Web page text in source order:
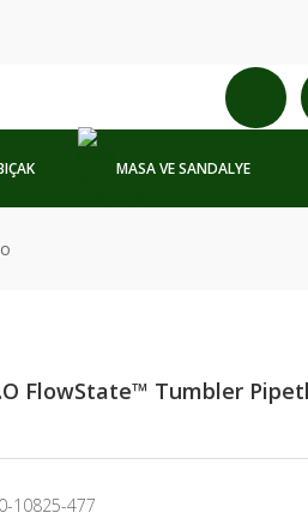
MASA VE SANDALYE
FlowState™ Tumbler
10825-477